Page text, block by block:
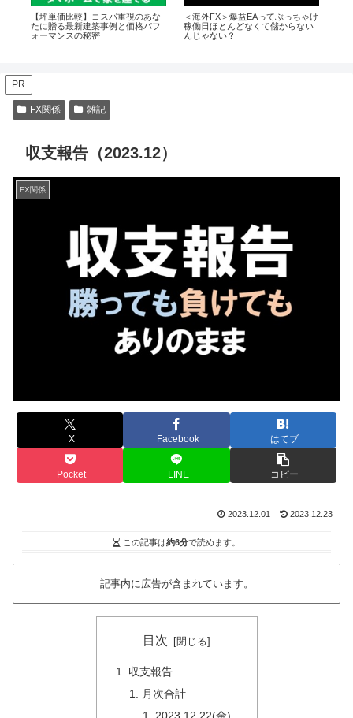
【坪単価比較】コスパ重視のあな
たに贈る最新建築事例と価格パフ
ォーマンスの秘密
＜海外FX＞爆益EAってぶっちゃけ
稼働日ほとんどなくて儲からない
んじゃない？
PR
FX関係 雑記
収支報告（2023.12）
FX関係
X Facebook はてブ
Pocket LINE コピー
2023.12.01 2023.12.23
この記事は約6分で読めます。
記事内に広告が含まれています。
目次
収支報告
月次合計